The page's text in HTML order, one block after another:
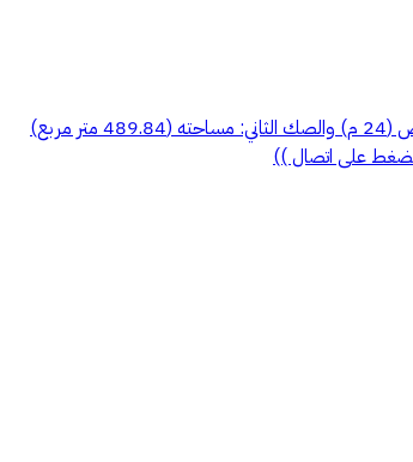
فيلا مستقلة ثلاث أدوار، وحديقة بها مسبح وملحق خارجي، مبنية على ارضين (كل ارض بصك مستقل) الصك الأول: مساحته (511.22 متر مربع) شارع رئيسي تجاري بعرض (24 م) والصك الثاني: مساحته (489.84 متر مربع)